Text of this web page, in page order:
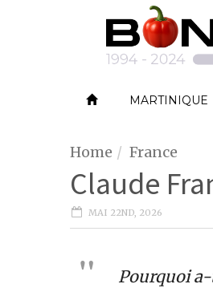
MARTINIQUE
Home France
Claude
MAI 22ND, 2026
Pourquoi